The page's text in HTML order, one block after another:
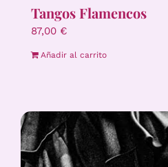
Tangos Flamencos
87,00 €
Añadir al carrito